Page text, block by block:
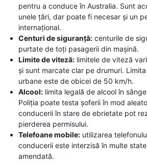
pentru a conduce în Australia. Sunt
unele țări, dar poate fi necesar și un
internațional.
Centuri de siguranță: centurile de
purtate de toți pasagerii din mașină.
Limite de viteză: limitele de viteză
și sunt marcate clar pe drumuri.
urbane este de obicei de 50 km/h.
Alcool: limita legală de alcool în
Poliția poate testa șoferii în mod
conducerii în stare de ebrietate pot
pierderea permisului.
Telefoane mobile: utilizarea
conducerii este interzisă în multe
amendată.